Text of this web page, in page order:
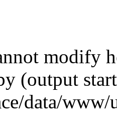
modify
(output
data/